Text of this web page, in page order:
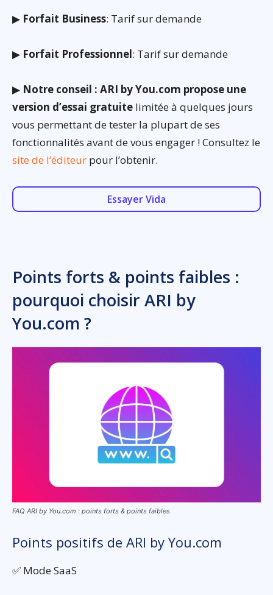
▶ Forfait Business: Tarif sur demande
▶ Forfait Professionnel: Tarif sur demande
▶ Notre conseil : ARI by You.com propose une
version d’essai gratuite limitée à quelques jours
vous permettant de tester la plupart de ses
fonctionnalités avant de vous engager ! Consultez le
site de l’éditeur pour l’obtenir.
Essayer Vida
Points forts & points faibles :
pourquoi choisir ARI by
You.com ?
FAQ ARI by You.com : points forts & points faibles
Points positifs de ARI by You.com
✅ Mode SaaS